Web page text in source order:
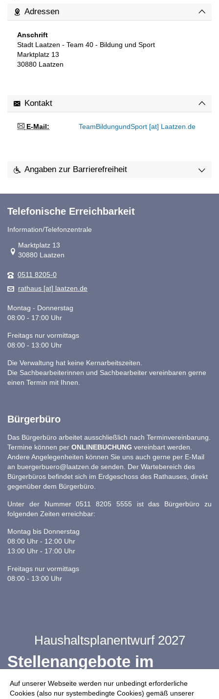
Auf unserer Webseite werden nur unbedingt erforderliche
Cookies (also nur systembedingte Cookies) gemäß unserer
Adressen
Anschrift
Stadt Laatzen - Team 40 - Bildung und Sport
Marktplatz 13
30880 Laatzen
Kontakt
E-Mail: TeamBildungundSport [at] Laatzen.de
Angaben zur Barrierefreiheit
Telefonische Erreichbarkeit
Information/Telefonzentrale
Link zur Google-Maps Navigation
Marktplatz 13
30880 Laatzen
0511 8205-0
rathaus [at] laatzen.de
Montag - Donnerstag
08:00 - 17:00 Uhr
Freitags nur vormittags
08:00 - 13:00 Uhr
Die Verwaltung hat keine Kernarbeitszeiten.
Die Sachbearbeiterinnen und Sachbearbeiter vereinbaren gerne
einen Termin mit Ihnen.
Bürgerbüro
Das Bürgerbüro arbeitet ausschließlich nach Terminvereinbarung.
Termine können per ONLINEBUCHUNG vereinbart werden.
Andere Angelegenheiten können Sie uns auch gerne per E-Mail
an buergerbuero@laatzen.de senden. Der Wartebereich des
Bürgerbüros befindet sich im Erdgeschoss des Rathauses, direkt
gegenüber dem Bürgerbüro.
Unter der Nummer 0511 8205 5555 ist das Bürgerbüro zu
folgenden Zeiten erreichbar:
Montag bis Donnerstag
08:00 Uhr - 12:00 Uhr
13:00 Uhr - 17:00 Uhr
Freitags nur vormittags
08:00 - 13:00 Uhr
Haushaltsplanentwurf 2027
Stellenangebote im
Ganztag